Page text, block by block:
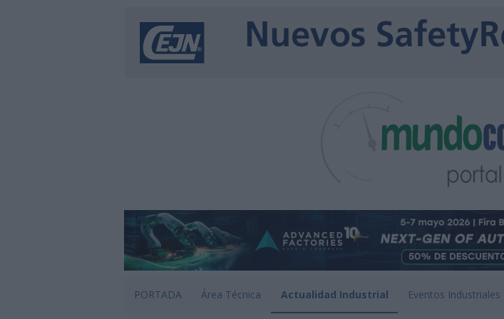
PORTADA Área Técnica Actualidad Industrial Eventos Industriales